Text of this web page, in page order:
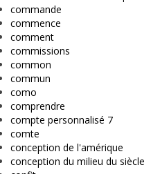
commande
commence
comment
commissions
common
commun
como
comprendre
compte personnalisé 7
comte
conception de l'amérique
conception du milieu du siècle